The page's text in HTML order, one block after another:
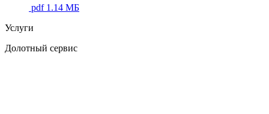
pdf 1.14 МБ
Услуги
Долотный сервис